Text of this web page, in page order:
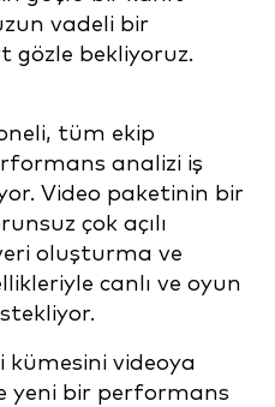
vadeli bir
gözle bekliyoruz.
tüm ekip
analizi iş
Video paketinin bir
çok açılı
oluşturma ve
canlı ve oyun
kümesini videoya
yeni bir performans